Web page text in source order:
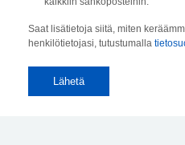
Saat lisätietoja siitä, miten
henkilötietojasi, tutustumalla